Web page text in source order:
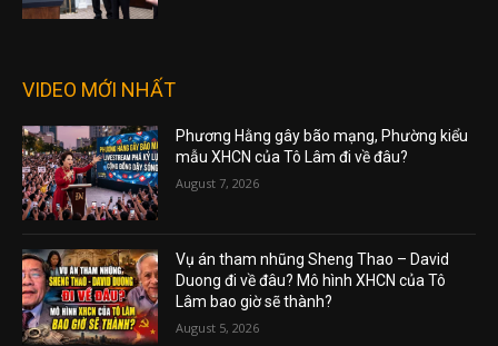
VIDEO MỚI NHẤT
Phương Hằng gây bão mạng, Phường kiểu
mẫu XHCN của Tô Lâm đi về đâu?
August 7, 2026
Vụ án tham nhũng Sheng Thao – David
Duong đi về đâu? Mô hình XHCN của Tô
Lâm bao giờ sẽ thành?
August 5, 2026